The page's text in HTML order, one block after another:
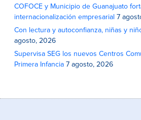
COFOCE y Municipio de Guanajuato
internacionalización empresarial 7
Con lectura y autoconfianza, niñas y
agosto, 2026
Supervisa SEG los nuevos Centros
Primera Infancia 7 agosto, 2026